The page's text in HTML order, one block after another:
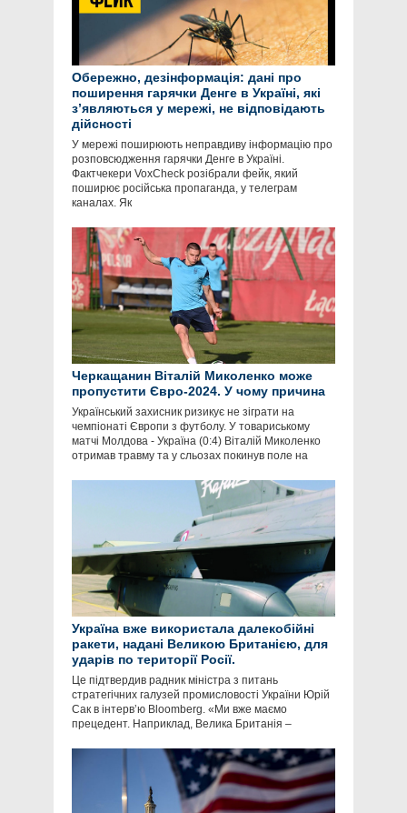
Обережно, дезінформація: дані про
поширення гарячки Денге в Україні, які
зʼявляються у мережі, не відповідають
дійсності
У мережі поширюють неправдиву інформацію про
розповсюдження гарячки Денге в Україні.
Фактчекери VoxCheck розібрали фейк, який
поширює російська пропаганда, у телеграм
каналах. Як
Черкащанин Віталій Миколенко може
пропустити Євро-2024. У чому причина
Український захисник ризикує не зіграти на
чемпіонаті Європи з футболу. У товариському
матчі Молдова - Україна (0:4) Віталій Миколенко
отримав травму та у сльозах покинув поле на
Україна вже використала далекобійні
ракети, надані Великою Британією, для
ударів по території Росії.
Це підтвердив радник міністра з питань
стратегічних галузей промисловості України Юрій
Сак в інтервʼю Bloomberg. «Ми вже маємо
прецедент. Наприклад, Велика Британія –